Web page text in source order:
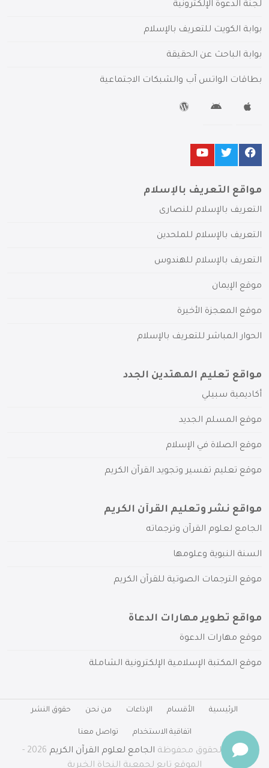
لجنة الدعوة الإلكترونية
بوابة الكويت للتعريف بالإسلام
بوابة الباحث عن الحقيقة
بطاقات الواتس آب والشبكات الاجتماعية
مواقع التعريف بالإسلام
التعريف بالإسلام للنصارى
التعريف بالإسلام للملحدين
التعريف بالإسلام للهندوس
موقع الإيمان
موقع المعجزة الأخيرة
الحوار المباشر للتعريف بالإسلام
مواقع تعليم المهتدين الجدد
أكاديمية سبيلي
موقع المسلم الجديد
موقع الصلاة في الإسلام
موقع تعليم تفسير وتجويد القرآن الكريم
مواقع نشر وتعليم القرآن الكريم
الجامع لعلوم القرآن وترجماته
السنة النبوية وعلومها
موقع الترجمات الصوتية للقرآن الكريم
مواقع تطوير مهارات الدعاة
موقع مهارات الدعوة
موقع المكتبة الإسلامية الإلكترونية الشاملة
الرئيسية الأقسام الإذاعات من نحن حقوق النشر
اتفاقية الاستخدام تواصل معنا
جميع الحقوق محفوظة الجامع لعلوم القرآن الكريم
2026 -
الموقع تابع لجمعية النجاة الخيرية